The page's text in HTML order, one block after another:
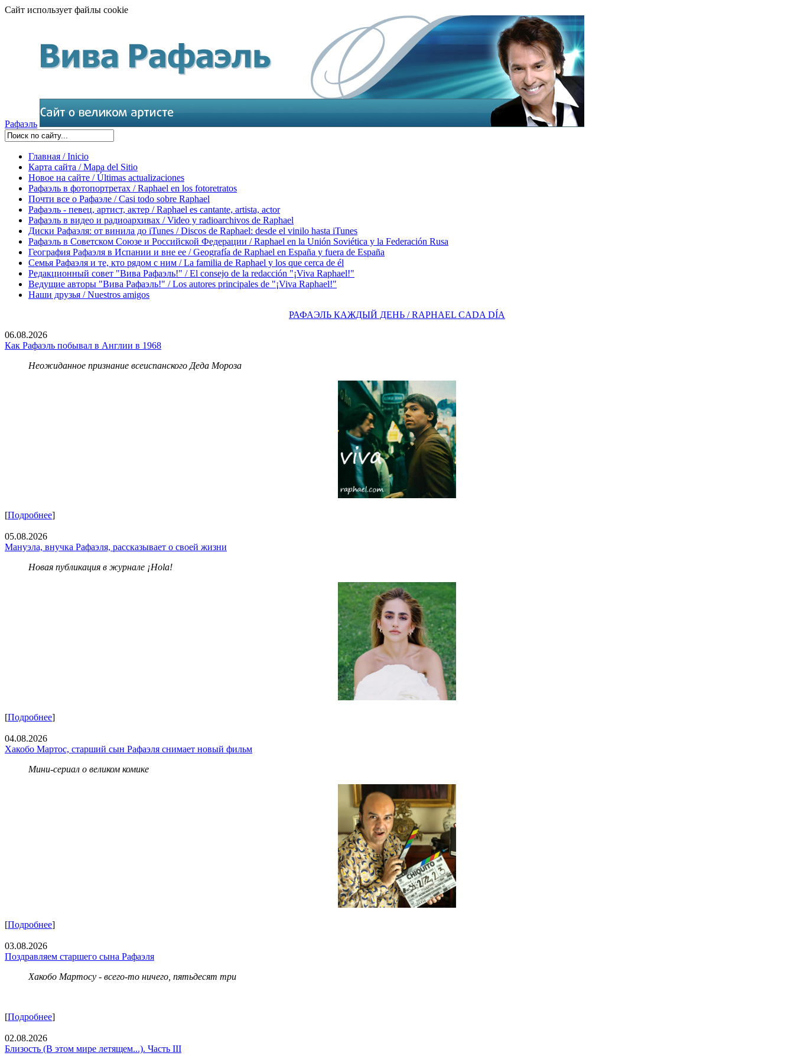
Сайт использует файлы cookie
Рафаэль
Главная / Inicio
Карта сайта / Mapa del Sitio
Новое на сайте / Últimas actualizaciones
Рафаэль в фотопортретах / Raphael en los fotoretratos
Почти все о Рафаэле / Casi todo sobre Raphael
Рафаэль - певец, артист, актер / Raphael es cantante, artista, actor
Рафаэль в видео и радиоархивах / Video y radioarchivos de Raphael
Диски Рафаэля: от винила до iTunes / Discos de Raphael: desde el vinilo hasta iTunes
Рафаэль в Советском Союзе и Российской Федерации / Raphael en la Unión Soviética y la Federación Rusa
География Рафаэля в Испании и вне ее / Geografía de Raphael en España y fuera de España
Семья Рафаэля и те, кто рядом с ним / La familia de Raphael y los que cerca de él
Редакционный совет "Вива Рафаэль!" / El consejo de la redacción "¡Viva Raphael!"
Ведущие авторы "Вива Рафаэль!" / Los autores principales de "¡Viva Raphael!"
Наши друзья / Nuestros amigos
РАФАЭЛЬ КАЖДЫЙ ДЕНЬ / RAPHAEL CADA DÍA
06.08.2026
Как Рафаэль побывал в Англии в 1968
Неожиданное признание всеиспанского Деда Мороза
[Подробнее]
05.08.2026
Мануэла, внучка Рафаэля, рассказывает о своей жизни
Новая публикация в журнале ¡Hola!
[Подробнее]
04.08.2026
Хакобо Мартос, старший сын Рафаэля снимает новый фильм
Мини-сериал о великом комике
[Подробнее]
03.08.2026
Поздравляем старшего сына Рафаэля
Хакобо Мартосу - всего-то ничего, пятьдесят три
[Подробнее]
02.08.2026
Близость (В этом мире летящем...). Часть III